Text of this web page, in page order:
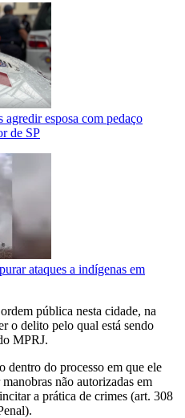
agredir esposa com pedaço
de SP
ataques a indígenas em
pública nesta cidade, na
o delito pelo qual está sendo
MPRJ.
do processo em que ele
não autorizadas em
a prática de crimes (art. 308